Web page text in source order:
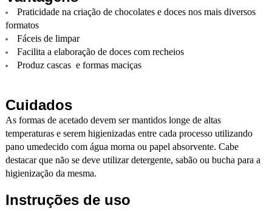
Praticidade na criação de chocolates e doces nos mais diversos
formatos
Fáceis de limpar
Facilita a elaboração de doces com recheios
Produz cascas e formas maciças
Cuidados
As formas de acetado devem ser mantidos longe de altas
temperaturas e serem higienizadas entre cada processo utilizando
pano umedecido com água morna ou papel absorvente. Cabe
destacar que não se deve utilizar detergente, sabão ou bucha para a
higienização da mesma.
Instruções de uso